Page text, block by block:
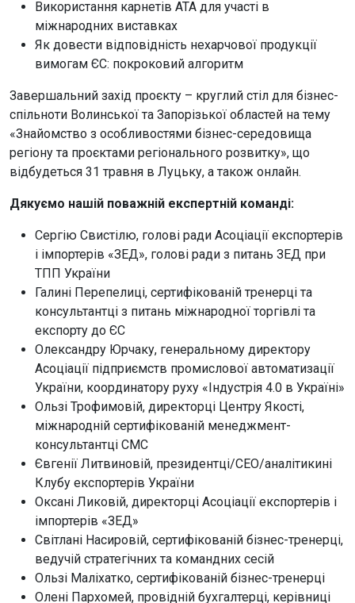
Використання карнетів АТА для участі в
міжнародних виставках
Як довести відповідність нехарчової продукції
вимогам ЄС: покроковий алгоритм
Завершальний захід проєкту – круглий стіл для бізнес-
спільноти Волинської та Запорізької областей на тему
«Знайомство з особливостями бізнес-середовища
регіону та проєктами регіонального розвитку», що
відбудеться 31 травня в Луцьку, а також онлайн.
Дякуємо нашій поважній експертній команді:
Сергію Свистілю, голові ради Асоціації експортерів
і імпортерів «ЗЕД», голові ради з питань ЗЕД при
ТПП України
Галині Перепелиці, сертифікованій тренерці та
консультантці з питань міжнародної торгівлі та
експорту до ЄС
Олександру Юрчаку, генеральному директору
Асоціації підприємств промислової автоматизації
України, координатору руху «Індустрія 4.0 в Україні»
Ользі Трофимовій, директорці Центру Якості,
міжнародній сертифікованій менеджмент-
консультантці СМС
Євгенії Литвиновій, президентці/CEO/аналітикині
Клубу експортерів України
Оксані Ликовій, директорці Асоціації експортерів і
імпортерів «ЗЕД»
Світлані Насировій, сертифікованій бізнес-тренерці,
ведучій стратегічних та командних сесій
Ользі Маліхатко, сертифікованій бізнес-тренерці
Олені Пархомей, провідній бухгалтерці, керівниці